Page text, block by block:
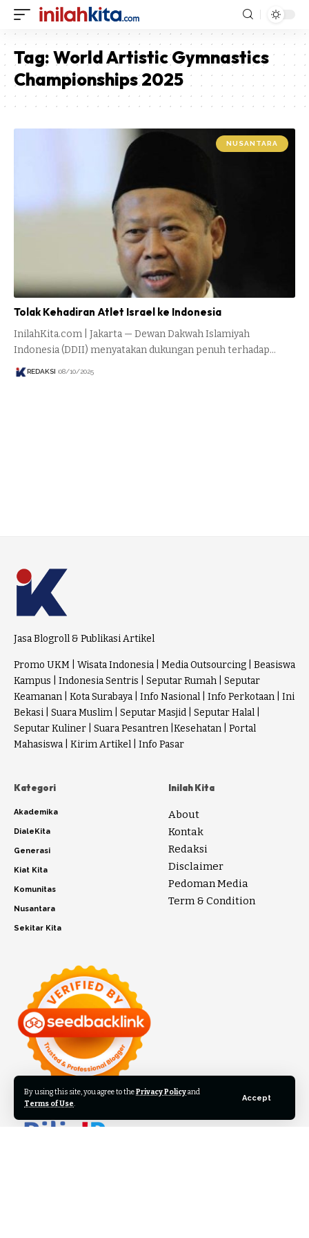
By using this site, you agree to thePrivacy Policyand
Terms of Use.
Accept
Tag:World Artistic Gymnastics
Championships 2025
NUSANTARA
Tolak Kehadiran Atlet Israel ke Indonesia
InilahKita.com | Jakarta — Dewan Dakwah Islamiyah
Indonesia (DDII) menyatakan dukungan penuh terhadap…
REDAKSI 08/10/2025
Jasa Blogroll & Publikasi Artikel
Promo UKM Wisata Indonesia Media Outsourcing
Beasiswa
Kampus
Indonesia Sentris Seputar Rumah
Seputar
Keamanan
Kota Surabaya Info Nasional Info Perkotaan
Ini
Bekasi
Suara Muslim Seputar Masjid Seputar Halal
Seputar Kuliner
Suara Pesantren Kesehatan
Portal
Mahasiswa
Kirim Artikel Info Pasar
Kategori
Akademika
DialeKita
Generasi
Kiat Kita
Komunitas
Nusantara
Sekitar Kita
Inilah Kita
About
Kontak
Redaksi
Disclaimer
Pedoman Media
Term & Condition